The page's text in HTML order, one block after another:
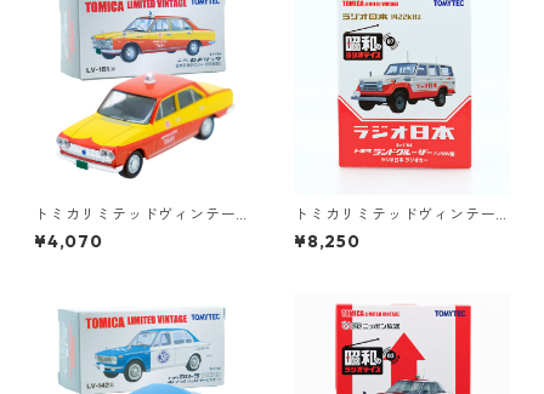
トミカリミテッドヴィンテー
ジ LV-151a ニッサン セドリッ
ク 日本交通タクシー 65年型 #
¥4,070
トミカリミテッドヴィンテー
ジ LV-Ra07 昭和のラジオデイ
ズ 07 ラジオ日本 トヨタ ラン
¥8,250